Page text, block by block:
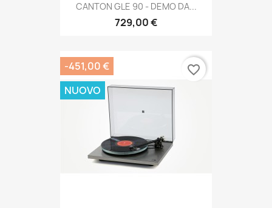
CANTON GLE 90 - DEMO DA...
729,00 €
-451,00 €
NUOVO
favorite_border